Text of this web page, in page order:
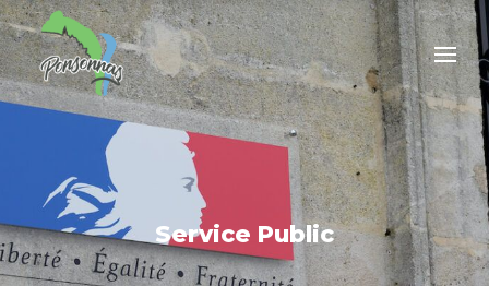
Service Public